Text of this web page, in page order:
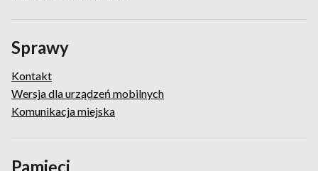
Sprawy
Kontakt
Wersja dla urządzeń mobilnych
Komunikacja miejska
Pamięci